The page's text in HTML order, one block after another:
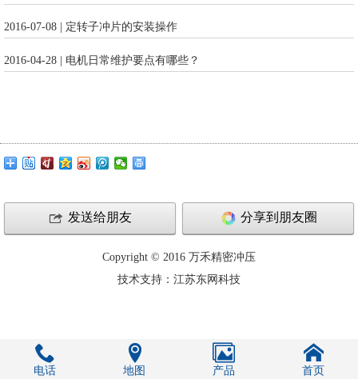
2016-07-08 | 定转子冲片的安装操作
2016-04-28 | 电机日常维护要点有哪些？
发送给朋友 分享到朋友圈
Copyright © 2016 万禾精密冲压
技术支持：江苏东网科技
电话 地图 产品 首页